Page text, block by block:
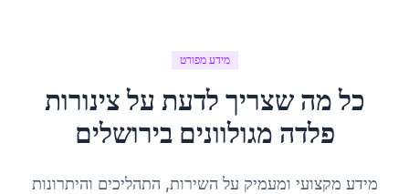
מידע מפורט
כל מה שצריך לדעת עלצינורות
פלדה מגולוונים בירושלים
מידע מקצועי ומעמיק על השירות, התהליכים והיתרונות